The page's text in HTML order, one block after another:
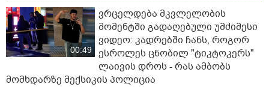
00:49
ვრცელდება მკვლელობის
მომენტში გადაღებული უმძიმესი
ვიდეო: კადრებში ჩანს, როგორ
ესროლეს ცნობილ "ტიკტოკერს"
ლაივის დროს - რას ამბობს
მომხდარზე მექსიკის პოლიცია